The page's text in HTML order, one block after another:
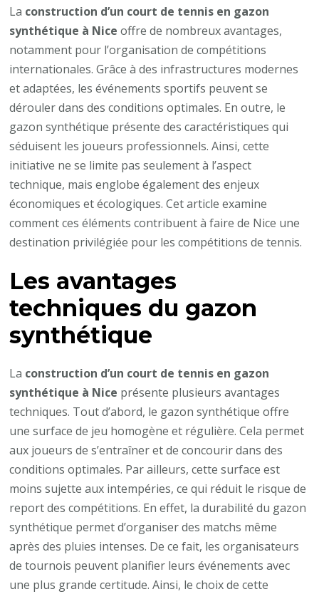
la
Construction
d’un
court
de
tennis
en
gazon
synthétique
à
Nice
favorise-
t-
l’organisation
de
compétitions
internationales
La construction d’un court de tennis en gazon
synthétique à Nice offre de nombreux avantages,
notamment pour l’organisation de compétitions
internationales. Grâce à des infrastructures modernes
et adaptées, les événements sportifs peuvent se
dérouler dans des conditions optimales. En outre, le
gazon synthétique présente des caractéristiques qui
séduisent les joueurs professionnels. Ainsi, cette
initiative ne se limite pas seulement à l’aspect
technique, mais englobe également des enjeux
économiques et écologiques. Cet article examine
comment ces éléments contribuent à faire de Nice une
destination privilégiée pour les compétitions de tennis.
Les avantages
techniques du gazon
synthétique
La construction d’un court de tennis en gazon
synthétique à Nice présente plusieurs avantages
techniques. Tout d’abord, le gazon synthétique offre
une surface de jeu homogène et régulière. Cela permet
aux joueurs de s’entraîner et de concourir dans des
conditions optimales. Par ailleurs, cette surface est
moins sujette aux intempéries, ce qui réduit le risque de
report des compétitions. En effet, la durabilité du gazon
synthétique permet d’organiser des matchs même
après des pluies intenses. De ce fait, les organisateurs
de tournois peuvent planifier leurs événements avec
une plus grande certitude. Ainsi, le choix de cette